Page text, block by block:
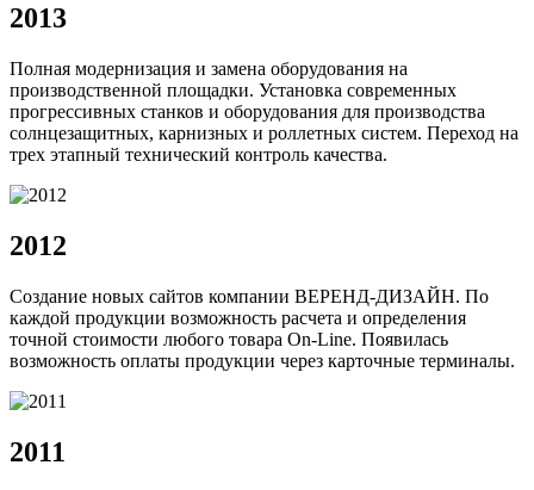
2013
Полная модернизация и замена оборудования на
производственной площадки. Установка современных
прогрессивных станков и оборудования для производства
солнцезащитных, карнизных и роллетных систем. Переход на
трех этапный технический контроль качества.
2012
Создание новых сайтов компании ВЕРЕНД-ДИЗАЙН. По
каждой продукции возможность расчета и определения
точной стоимости любого товара On-Line. Появилась
возможность оплаты продукции через карточные терминалы.
2011